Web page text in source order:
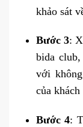
khảo sát
Bước 3:
bida
với
của
Bước 4: